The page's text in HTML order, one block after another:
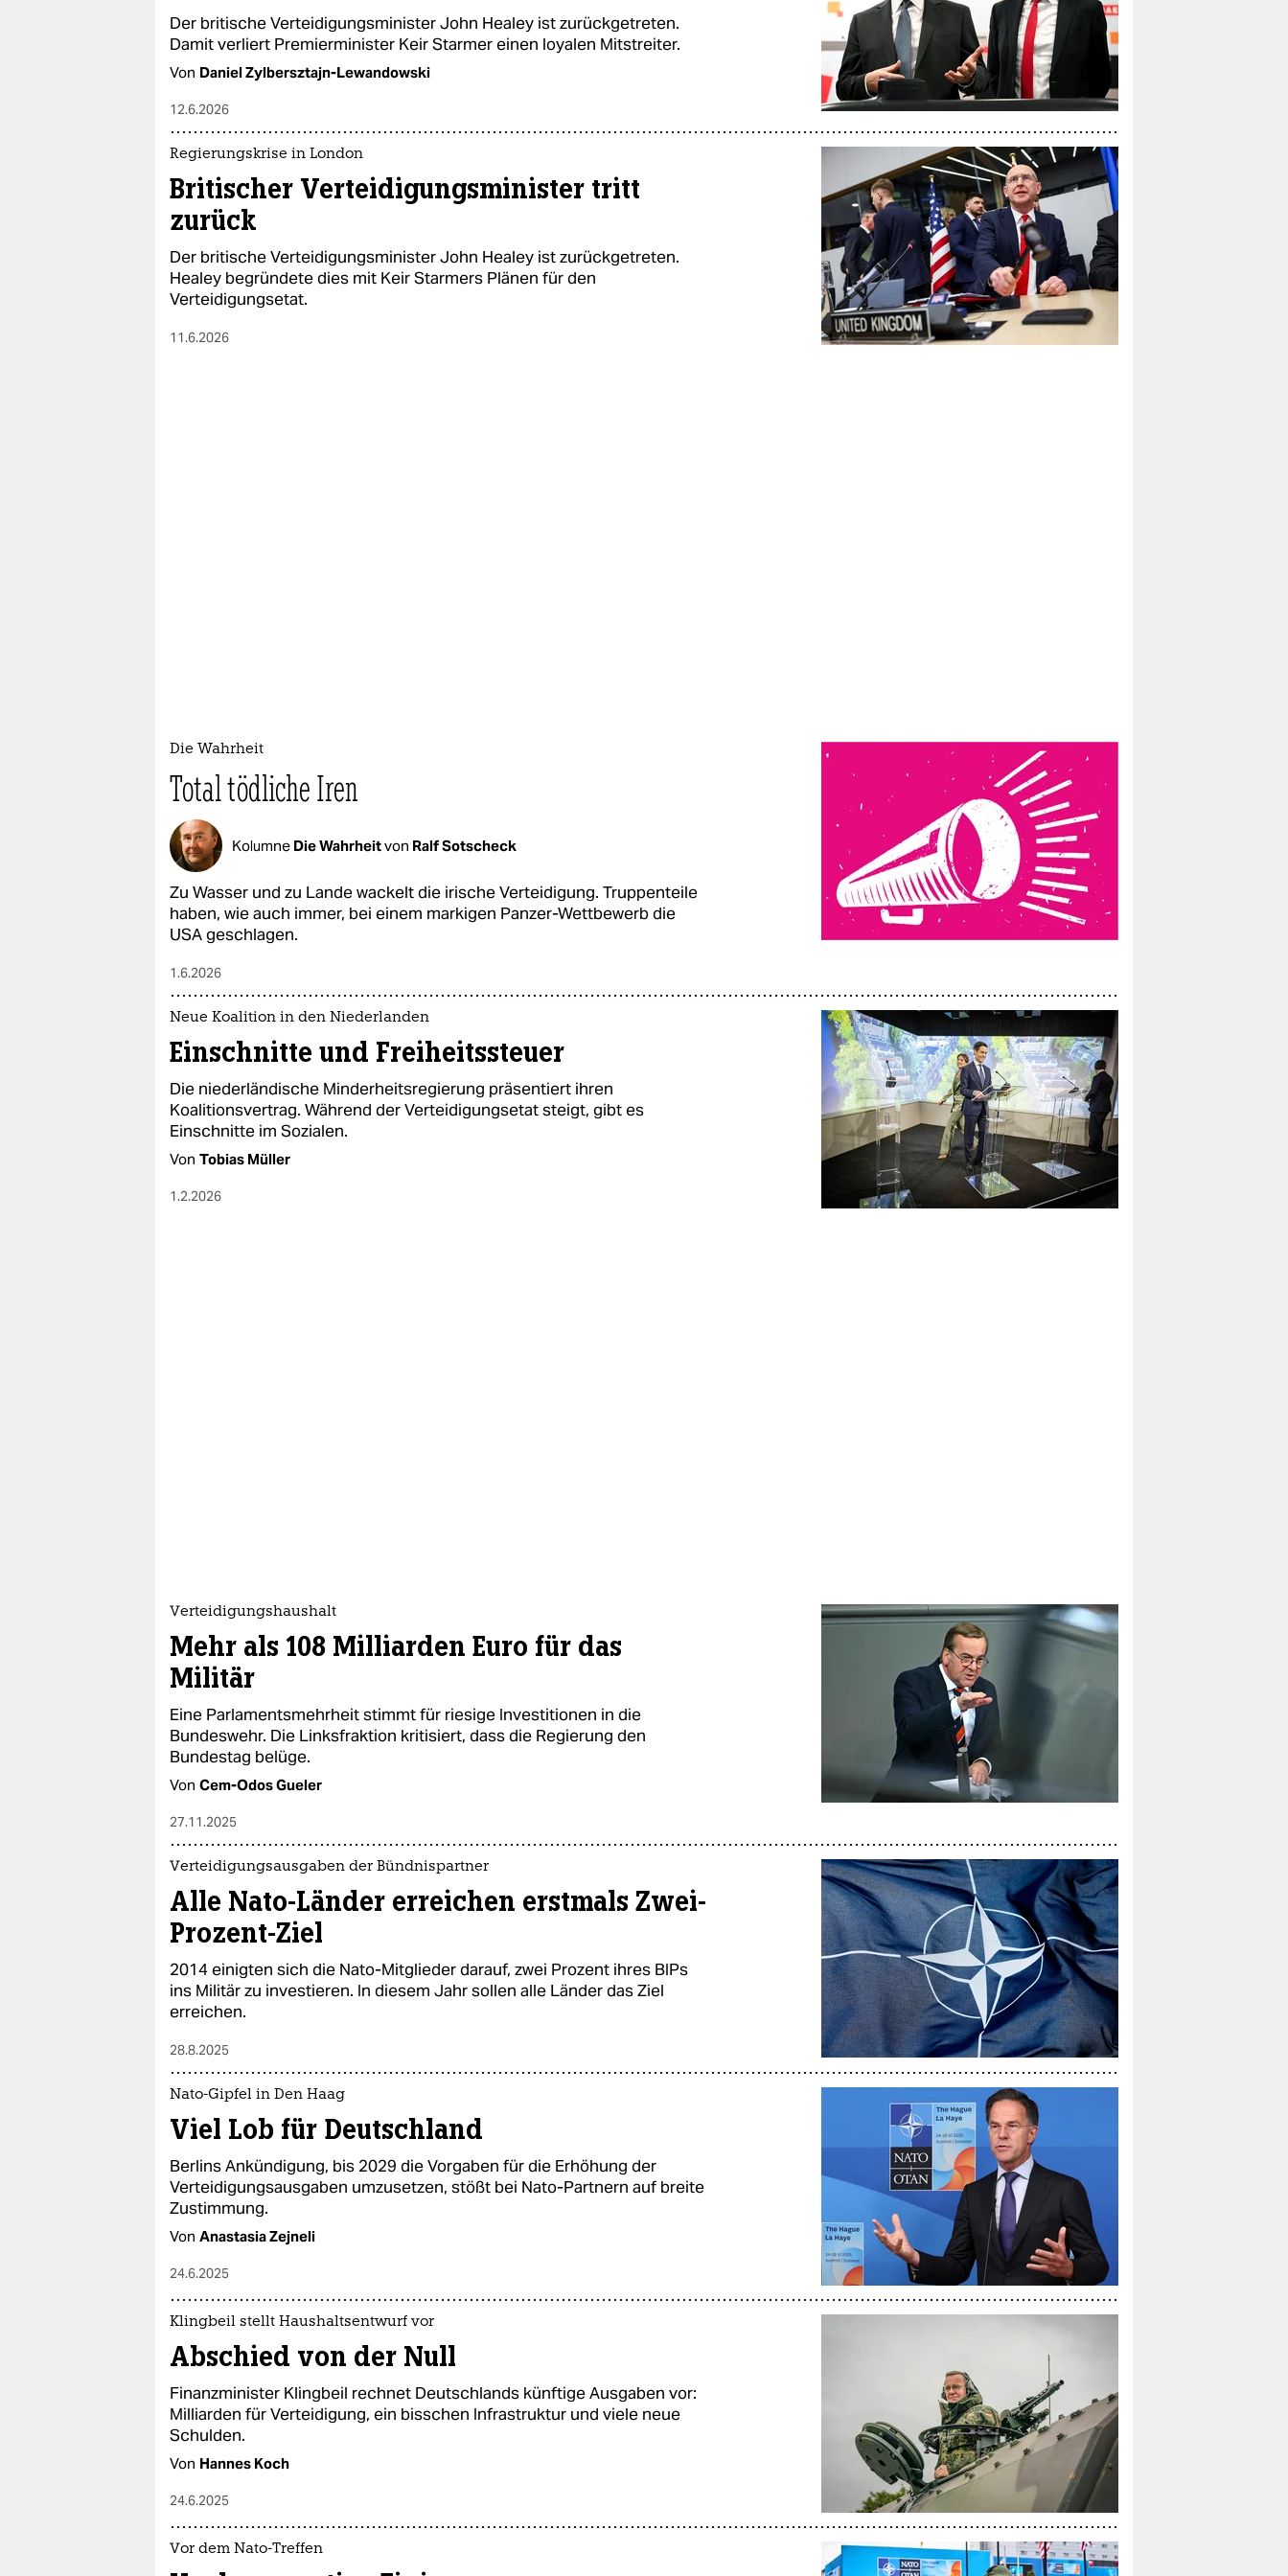
Der britische Verteidigungsminister John Healey ist zurückgetreten.
Damit verliert Premierminister Keir Starmer einen loyalen Mitstreiter.
Von Daniel Zylbersztajn-Lewandowski
12.6.2026
Regierungskrise in London
Britischer Verteidigungsminister tritt
zurück
Der britische Verteidigungsminister John Healey ist zurückgetreten.
Healey begründete dies mit Keir Starmers Plänen für den
Verteidigungsetat.
11.6.2026
Die Wahrheit
Total tödliche Iren
Kolumne Die Wahrheitvon Ralf Sotscheck
Zu Wasser und zu Lande wackelt die irische Verteidigung. Truppenteile
haben, wie auch immer, bei einem markigen Panzer-Wettbewerb die
USA geschlagen.
1.6.2026
Neue Koalition in den Niederlanden
Einschnitte und Freiheitssteuer
Die niederländische Minderheitsregierung präsentiert ihren
Koalitionsvertrag. Während der Verteidigungsetat steigt, gibt es
Einschnitte im Sozialen.
Von Tobias Müller
1.2.2026
Verteidigungshaushalt
Mehr als 108 Milliarden Euro für das
Militär
Eine Parlamentsmehrheit stimmt für riesige Investitionen in die
Bundeswehr. Die Linksfraktion kritisiert, dass die Regierung den
Bundestag belüge.
Von Cem-Odos Gueler
27.11.2025
Verteidigungsausgaben der Bündnispartner
Alle Nato-Länder erreichen erstmals Zwei-
Prozent-Ziel
2014 einigten sich die Nato-Mitglieder darauf, zwei Prozent ihres BIPs
ins Militär zu investieren. In diesem Jahr sollen alle Länder das Ziel
erreichen.
28.8.2025
Nato-Gipfel in Den Haag
Viel Lob für Deutschland
Berlins Ankündigung, bis 2029 die Vorgaben für die Erhöhung der
Verteidigungsausgaben umzusetzen, stößt bei Nato-Partnern auf breite
Zustimmung.
Von Anastasia Zejneli
24.6.2025
Klingbeil stellt Haushaltsentwurf vor
Abschied von der Null
Finanzminister Klingbeil rechnet Deutschlands künftige Ausgaben vor:
Milliarden für Verteidigung, ein bisschen Infrastruktur und viele neue
Schulden.
Von Hannes Koch
24.6.2025
Vor dem Nato-Treffen